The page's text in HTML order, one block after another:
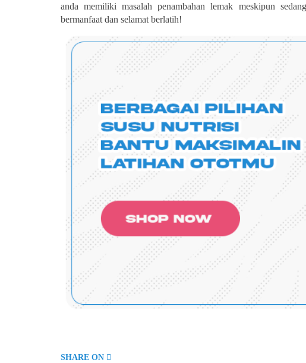
anda memiliki masalah penambahan lemak meskipun
bermanfaat dan selamat berlatih!
SHARE ON